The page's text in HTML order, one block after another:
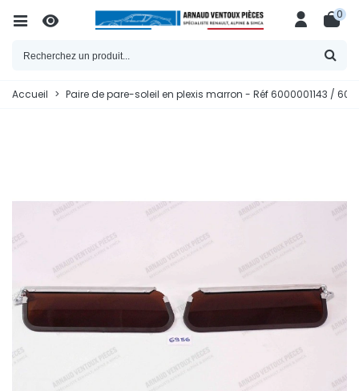
0
Accueil > Paire de pare-soleil en plexis marron - Réf 6000001143 /